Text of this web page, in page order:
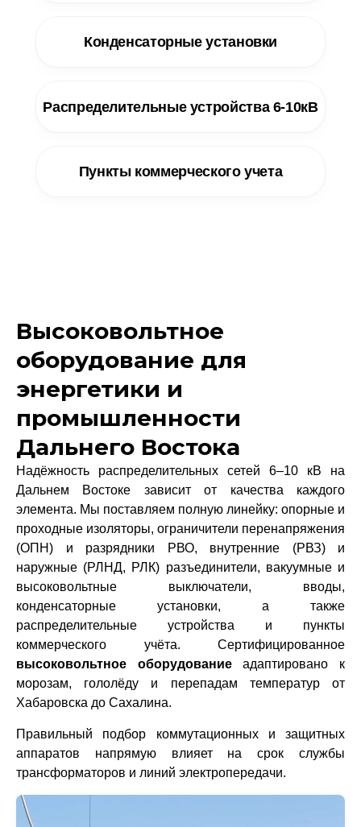
Конденсаторные установки
Распределительные устройства 6-10кВ
Пункты коммерческого учета
Высоковольтное
оборудование для
энергетики и
промышленности
Дальнего Востока
Надёжность распределительных сетей 6–10 кВ на
Дальнем Востоке зависит от качества каждого
элемента. Мы поставляем полную линейку: опорные и
проходные изоляторы, ограничители перенапряжения
(ОПН) и разрядники РВО, внутренние (РВЗ) и
наружные (РЛНД, РЛК) разъединители, вакуумные и
высоковольтные выключатели, вводы,
конденсаторные установки, а также
распределительные устройства и пункты
коммерческого учёта. Сертифицированное
высоковольтное оборудованиеадаптировано к
морозам, гололёду и перепадам температур от
Хабаровска до Сахалина.
Правильный подбор коммутационных и защитных
аппаратов напрямую влияет на срок службы
трансформаторов и линий электропередачи.